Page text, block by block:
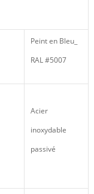
Peint en Bleu_
RAL #5007
Acier
inoxydable
passivé